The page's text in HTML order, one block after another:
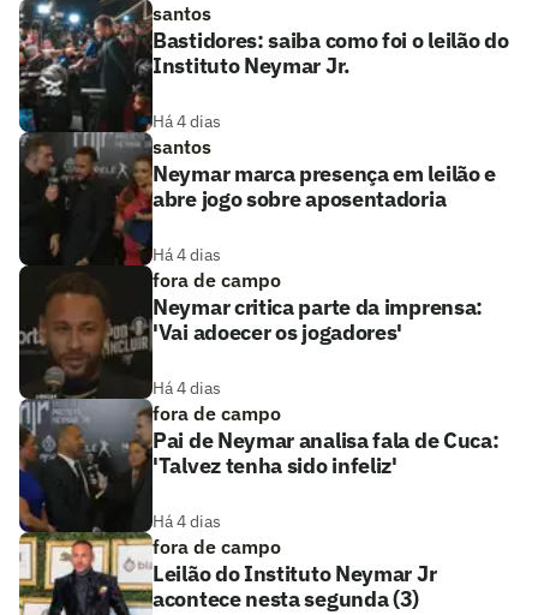
santos
Bastidores: saiba como foi o leilão do
Instituto Neymar Jr.
Há 4 dias
santos
Neymar marca presença em leilão e
abre jogo sobre aposentadoria
Há 4 dias
fora de campo
Neymar critica parte da imprensa:
'Vai adoecer os jogadores'
Há 4 dias
fora de campo
Pai de Neymar analisa fala de Cuca:
'Talvez tenha sido infeliz'
Há 4 dias
fora de campo
Leilão do Instituto Neymar Jr
acontece nesta segunda (3)